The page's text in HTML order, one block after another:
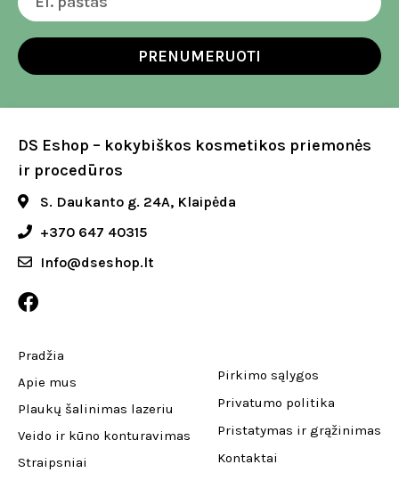
PRENUMERUOTI
DS Eshop – kokybiškos kosmetikos priemonės
ir procedūros
S. Daukanto g. 24A, Klaipėda
+370 647 40315
Info@dseshop.lt
Pradžia
Apie mus
Plaukų šalinimas lazeriu
Veido ir kūno konturavimas
Straipsniai
Pirkimo sąlygos
Privatumo politika
Pristatymas ir grąžinimas
Kontaktai